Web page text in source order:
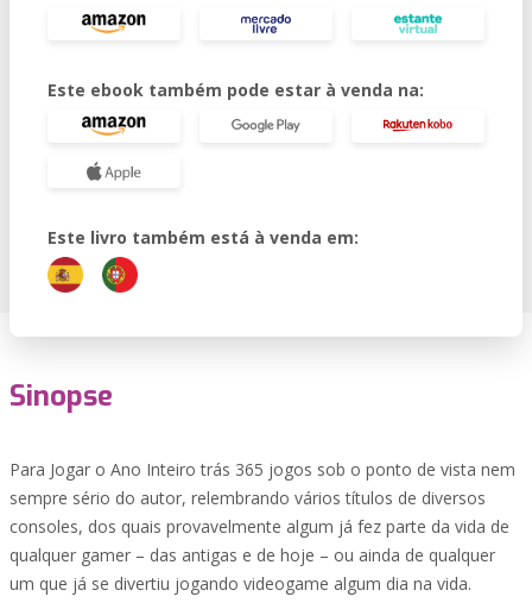
Este ebook também pode estar à venda na:
Este livro também está à venda em:
Sinopse
Para Jogar o Ano Inteiro trás 365 jogos sob o ponto de vista nem
sempre sério do autor, relembrando vários títulos de diversos
consoles, dos quais provavelmente algum já fez parte da vida de
qualquer gamer – das antigas e de hoje – ou ainda de qualquer
um que já se divertiu jogando videogame algum dia na vida.